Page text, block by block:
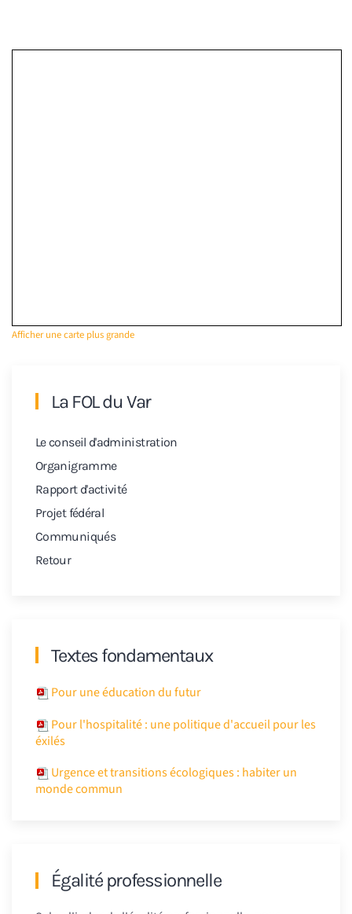
Afficher une carte plus grande
La FOL du Var
Le conseil d'administration
Organigramme
Rapport d'activité
Projet fédéral
Communiqués
Retour
Textes fondamentaux
Pour une éducation du futur
Pour l'hospitalité : une politique d'accueil pour les
éxilés
Urgence et transitions écologiques : habiter un
monde commun
Égalité professionnelle